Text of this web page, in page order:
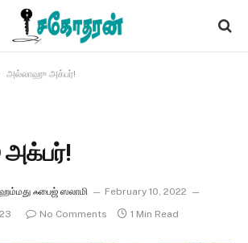
அல்லாஹு அக்பர்!
ஃபைஜ் ஸலாமி
February 10, 2022
No Comments 1 Min Read